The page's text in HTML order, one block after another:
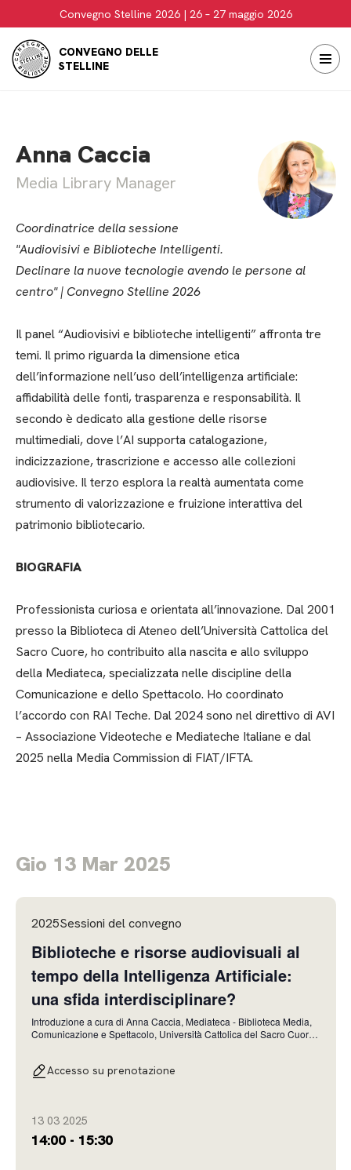
Vai
al
Convegno Stelline 2026 | 26 – 27 maggio 2026
CONVEGNO DELLE
STELLINE
Anna Caccia
Media Library Manager
Coordinatrice della sessione
"Audiovisivi e Biblioteche Intelligenti.
Declinare la nuove tecnologie avendo le persone al
centro" | Convegno Stelline 2026
Il panel “Audiovisivi e biblioteche intelligenti” affronta tre
temi. Il primo riguarda la dimensione etica
dell’informazione nell’uso dell’intelligenza artificiale:
affidabilità delle fonti, trasparenza e responsabilità. Il
secondo è dedicato alla gestione delle risorse
multimediali, dove l’AI supporta catalogazione,
indicizzazione, trascrizione e accesso alle collezioni
audiovisive. Il terzo esplora la realtà aumentata come
strumento di valorizzazione e fruizione interattiva del
patrimonio bibliotecario.
BIOGRAFIA
Professionista curiosa e orientata all’innovazione. Dal 2001
presso la Biblioteca di Ateneo dell’Università Cattolica del
Sacro Cuore, ho contribuito alla nascita e allo sviluppo
della Mediateca, specializzata nelle discipline della
Comunicazione e dello Spettacolo. Ho coordinato
l’accordo con RAI Teche. Dal 2024 sono nel direttivo di AVI
– Associazione Videoteche e Mediateche Italiane e dal
2025 nella Media Commission di FIAT/IFTA.
Gio 13 Mar 2025
13 03 2025
14:00 - 15:30
2025Sessioni del convegno
Biblioteche e risorse audiovisuali al
tempo della Intelligenza Artificiale:
una sfida interdisciplinare?
Introduzione a cura di Anna Caccia, Mediateca - Biblioteca Media,
Comunicazione e Spettacolo, Università Cattolica del Sacro Cuore,
l’esperienza francese Flor
Accesso su prenotazione